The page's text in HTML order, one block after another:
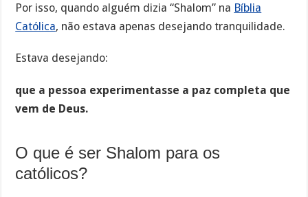
Por isso, quando alguém dizia “Shalom” na Bíblia
Católica, não estava apenas desejando tranquilidade.
Estava desejando:
que a pessoa experimentasse a paz completa que
vem de Deus.
O que é ser Shalom para os
católicos?